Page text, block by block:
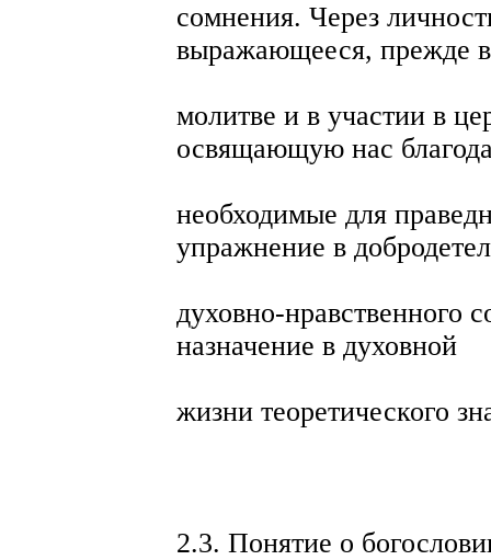
сомнения. Через
выражающееся, прежде
молитве и в участии в
освящающую нас
необходимые для
упражнение в
духовно-нравственного
назначение в духовной
жизни теоретического
2.3. Понятие о